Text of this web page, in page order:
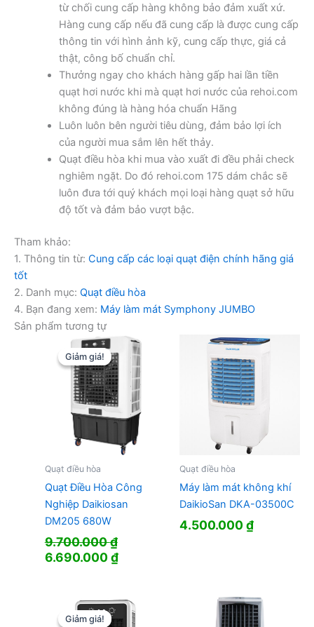
từ chối cung cấp hàng không bảo đảm xuất xứ.
Hàng cung cấp nếu đã cung cấp là được cung cấp
thông tin với hình ảnh kỹ, cung cấp thực, giá cả
thật, công bố chuẩn chỉ.
Thưởng ngay cho khách hàng gấp hai lần tiền
quạt hơi nước khi mà quạt hơi nước của rehoi.com
không đúng là hàng hóa chuẩn Hãng
Luôn luôn bên người tiêu dùng, đảm bảo lợi ích
của người mua sắm lên hết thảy.
Quạt điều hòa khi mua vào xuất đi đều phải check
nghiêm ngặt. Do đó rehoi.com 175 dám chắc sẽ
luôn đưa tới quý khách mọi loại hàng quạt sở hữu
độ tốt và đảm bảo vượt bậc.
Tham khảo:
1. Thông tin từ: Cung cấp các loại quạt điện chính hãng giá
tốt
2. Danh mục: Quạt điều hòa
4. Bạn đang xem: Máy làm mát Symphony JUMBO
Sản phẩm tương tự
Giảm giá!
Giảm giá!
Quạt điều hòa
Quạt Điều Hòa Công
Nghiệp Daikiosan
DM205 680W
9.700.000₫
Giá
9.700.000 ₫.
6.690.000₫Giá
là:
6.690.000 ₫.
Quạt điều hòa
Máy làm mát không khí
DaikioSan DKA-03500C
4.500.000₫
Giảm giá!
Giảm giá!